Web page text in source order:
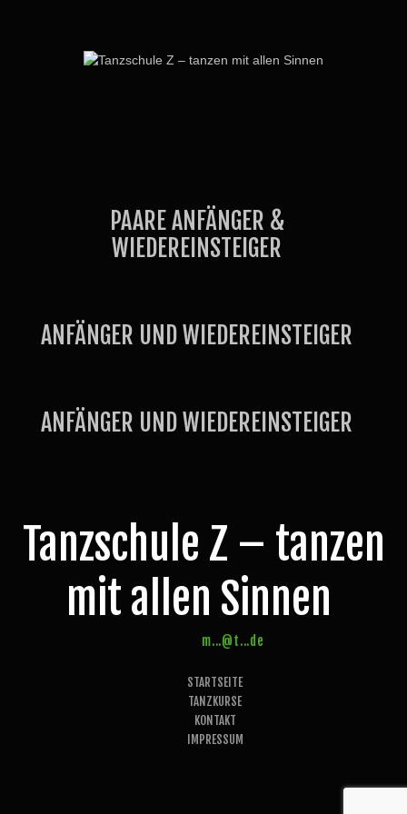
PAARE ANFÄNGER &
WIEDEREINSTEIGER
ANFÄNGER UND WIEDEREINSTEIGER
ANFÄNGER UND WIEDEREINSTEIGER
Tanzschule Z – tanzen
mit allen Sinnen
m...@t...de
STARTSEITE
TANZKURSE
KONTAKT
IMPRESSUM